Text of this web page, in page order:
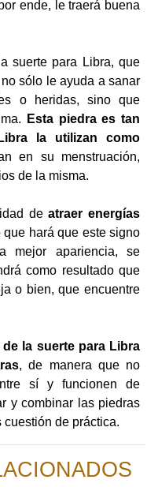
ende, le traerá buena
suerte para Libra, que
sólo le ayuda a sanar
o heridas, sino que
Esta piedra es tan
la utilizan como
en su menstruación,
de la misma.
deatraer energías
que hará que este signo
mejor apariencia, se
como resultado que
o bien, que encuentre
la suerte para Libra
, de manera que no
sí y funcionen de
y combinar las piedras
de práctica.